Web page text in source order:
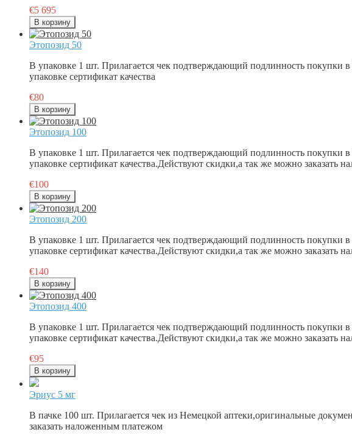
€5 695
Этопозид 50
В упаковке 1 шт. Прилагается чек подтверждающий подлинность покупки
упаковке сертификат качества
€80
Этопозид 100
В упаковке 1 шт. Прилагается чек подтверждающий подлинность покупки
упаковке сертификат качества.Действуют скидки,а так же можно заказать
€100
Этопозид 200
В упаковке 1 шт. Прилагается чек подтверждающий подлинность покупки
упаковке сертификат качества.Действуют скидки,а так же можно заказать
€140
Этопозид 400
В упаковке 1 шт. Прилагается чек подтверждающий подлинность покупки
упаковке сертификат качества.Действуют скидки,а так же можно заказать
€95
Эриус 5 мг
В пачке 100 шт. Прилагается чек из Немецкой аптеки,оригинальные
заказать наложенным платежом